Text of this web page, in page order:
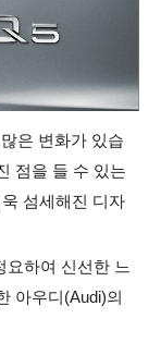
은 변화가 있습
점을 들 수 있는
섬세해진 디자
요하여 신선한 느
아우디(Audi)의